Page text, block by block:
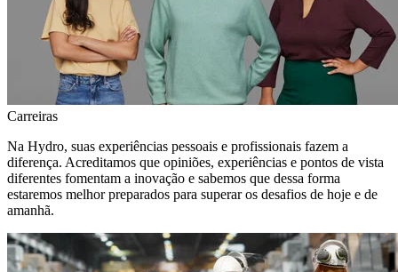
Carreiras
Na Hydro, suas experiências pessoais e profissionais fazem a
diferença. Acreditamos que opiniões, experiências e pontos de vista
diferentes fomentam a inovação e sabemos que dessa forma
estaremos melhor preparados para superar os desafios de hoje e de
amanhã.